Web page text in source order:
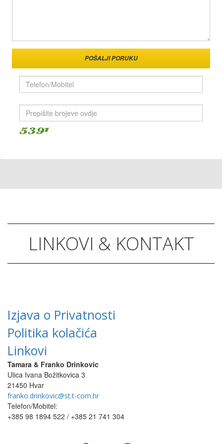
POŠALJI PORUKU
LINKOVI & KONTAKT
Izjava o Privatnosti
Politika kolačića
Linkovi
Tamara & Franko Drinkovic
Ulica Ivana Božitkovica 3
21450 Hvar
franko.drinkovic@st.t-com.hr
Telefon/Mobitel:
+385 98 1894 522 / +385 21 741 304